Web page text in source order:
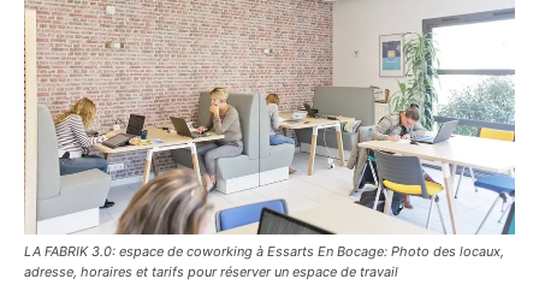
LA FABRIK 3.0: espace de coworking à Essarts En Bocage: Photo des locaux,
adresse, horaires et tarifs pour réserver un espace de travail